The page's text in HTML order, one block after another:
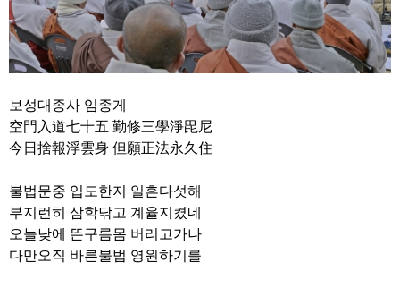
보성대종사 임종게
空門入道七十五 勤修三學淨毘尼
今日捨報浮雲身 但願正法永久住
불법문중 입도한지 일흔다섯해
부지런히 삼학닦고 계율지켰네
오늘낮에 뜬구름몸 버리고가나
다만오직 바른불법 영원하기를